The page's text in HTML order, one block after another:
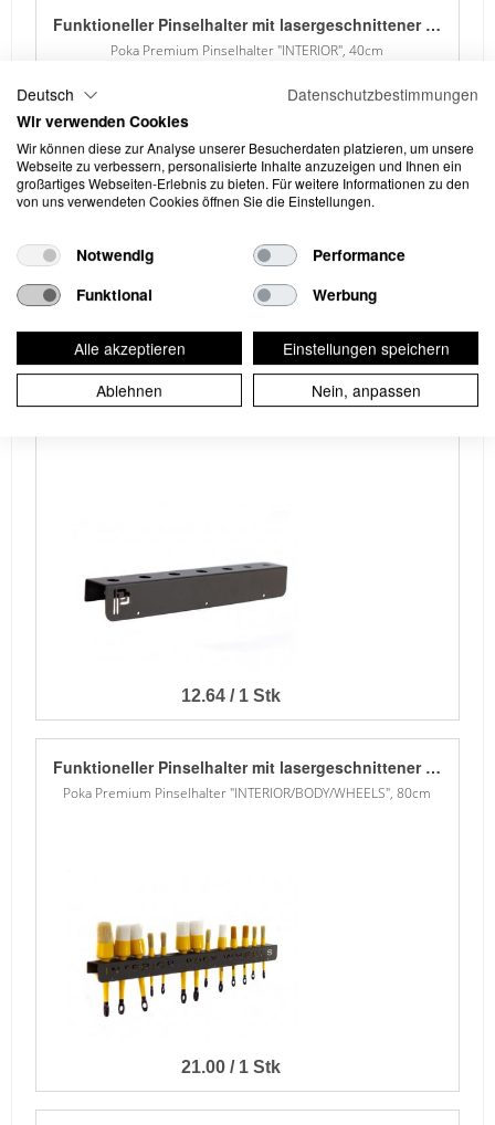
Funktioneller Pinselhalter mit lasergeschnittener Beschriftung. Die oberen Löcher passen für die meisten Pinselgrössen. - 1,5 mm Blech - Verzinkt - Pulver lackiert - 7 obere Löcher für Pinsel in zwei Grössen
Poka Premium Pinselhalter "INTERIOR", 40cm
12.64 / 1 Stk
Funktioneller Pinselhalter mit lasergeschnittener Beschriftung. Die oberen Löcher passen für die meisten Pinselgrössen. - 1,5 mm Blech - Verzinkt - Pulver lackiert - 13 obere Löcher für Pinsel in zwei Grössen
Poka Premium Pinselhalter "INTERIOR/BODY/WHEELS", 80cm
21.00 / 1 Stk
Deutsch
Datenschutzbestimmungen
Wir verwenden Cookies
Wir können diese zur Analyse unserer Besucherdaten platzieren, um unsere
Webseite zu verbessern, personalisierte Inhalte anzuzeigen und Ihnen ein
großartiges Webseiten-Erlebnis zu bieten. Für weitere Informationen zu den
von uns verwendeten Cookies öffnen Sie die Einstellungen.
Notwendig
Performance
Funktional
Werbung
Alle akzeptieren
Einstellungen speichern
Ablehnen
Nein, anpassen